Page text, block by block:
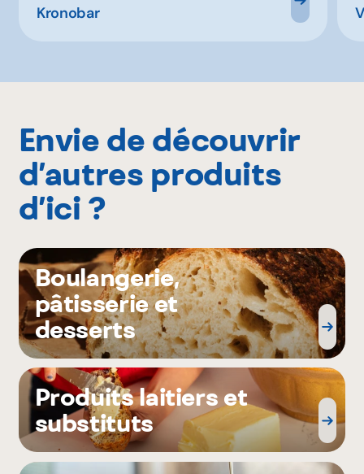
Kronobar
Envie de découvrir
d’autres produits
d’ici ?
Boulangerie,
pâtisserie et
desserts
Produits laitiers et
substituts